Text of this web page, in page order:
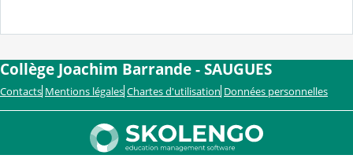
Collège Joachim Barrande - SAUGUES
Contacts Mentions légales Chartes d'utilisation Données personnelles